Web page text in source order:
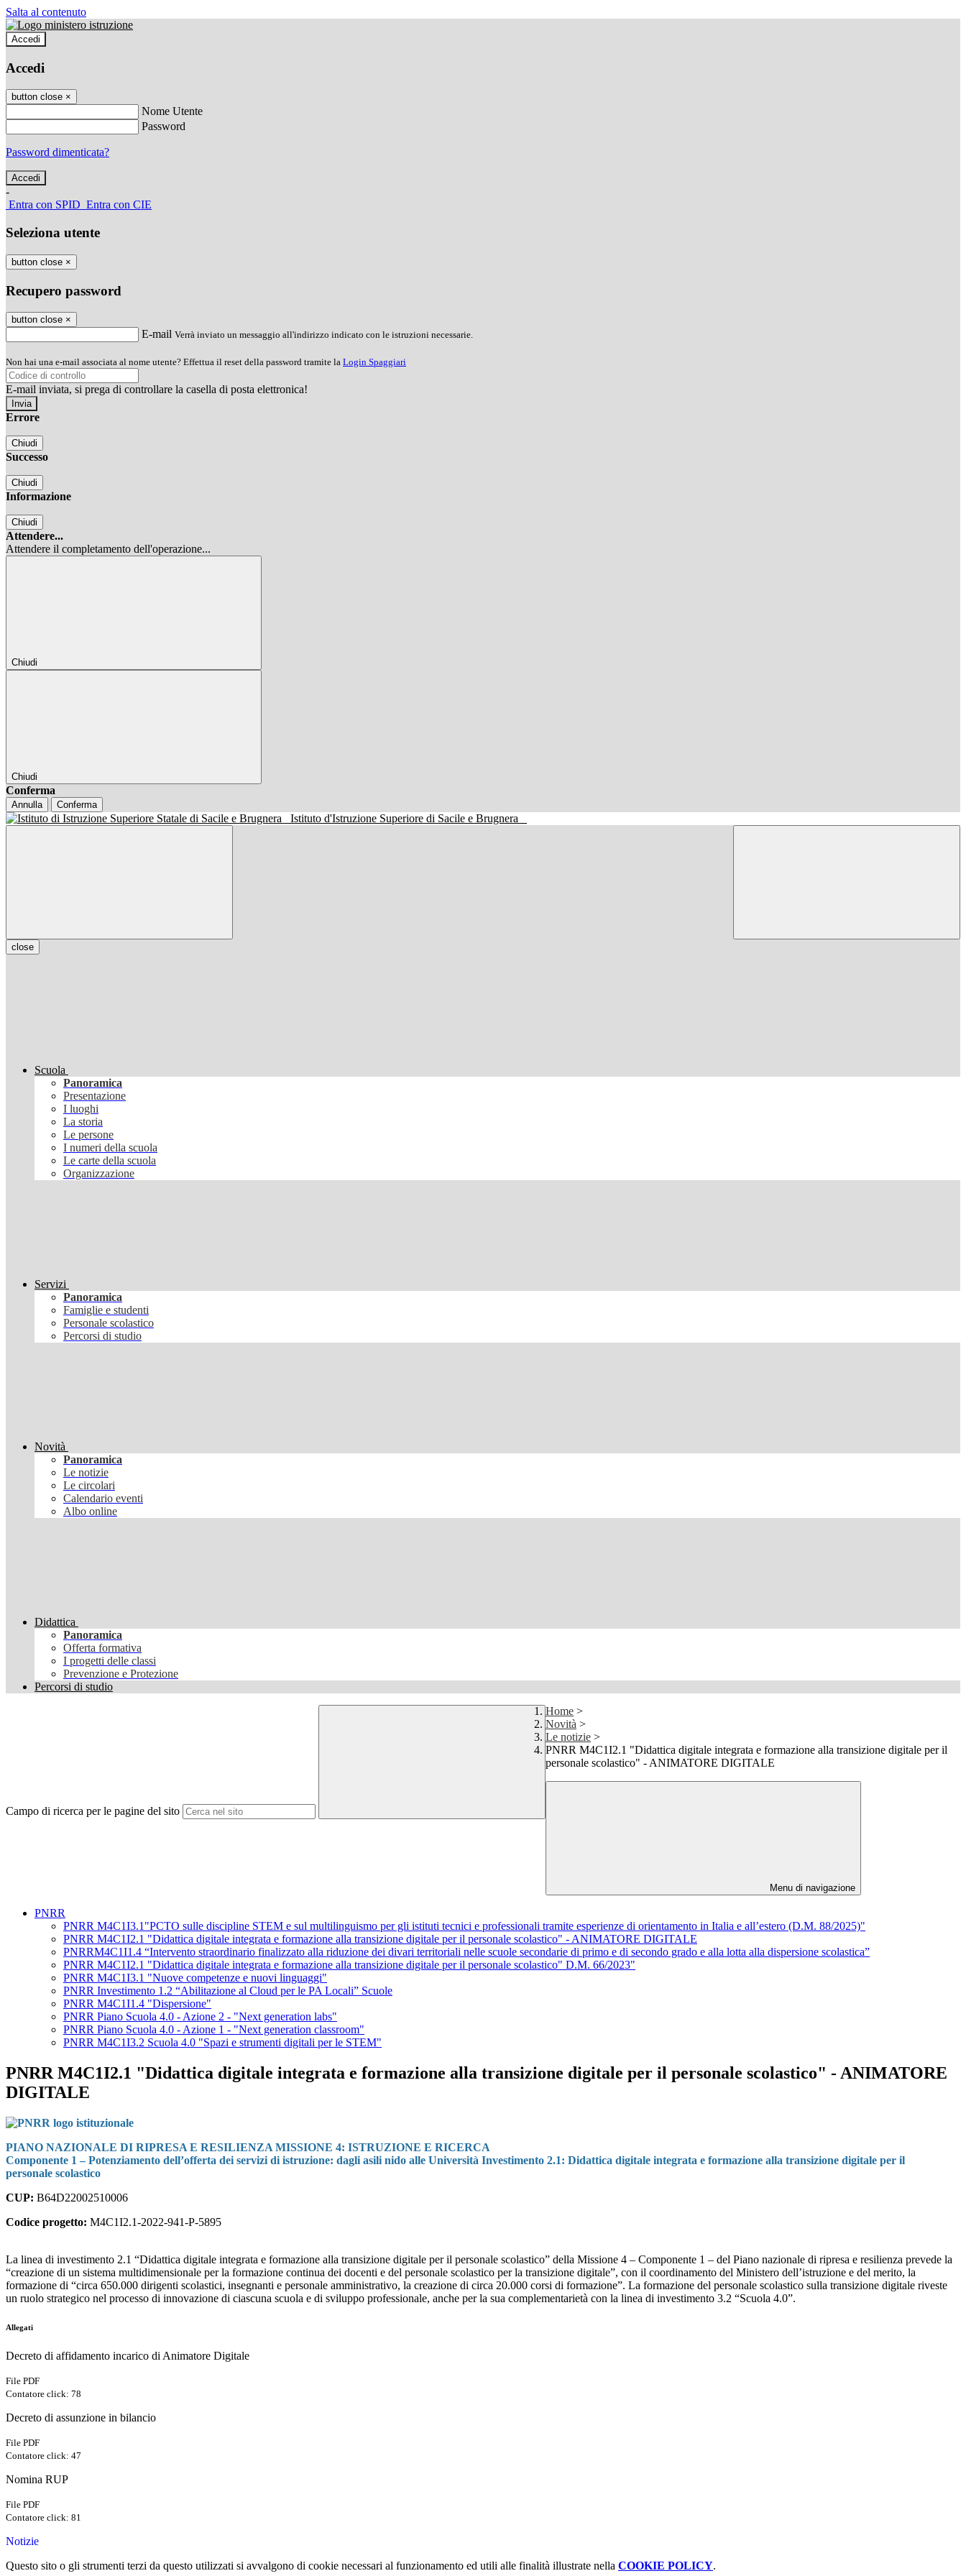
Salta al contenuto
Accedi
Accedi
button close ×
Nome Utente
Password
Password dimenticata?
-
Entra con SPID Entra con CIE
Seleziona utente
button close ×
Recupero password
button close ×
E-mail Verrà inviato un messaggio all'indirizzo indicato con le istruzioni necessarie.
Non hai una e-mail associata al nome utente? Effettua il reset della password tramite la Login Spaggiari
E-mail inviata, si prega di controllare la casella di posta elettronica!
Errore
Chiudi
Successo
Chiudi
Informazione
Chiudi
Attendere...
Attendere il completamento dell'operazione...
Chiudi
Chiudi
Conferma
Annulla Conferma
Istituto d'Istruzione Superiore di Sacile e Brugnera
close
Scuola
Panoramica
Presentazione
I luoghi
La storia
Le persone
I numeri della scuola
Le carte della scuola
Organizzazione
Servizi
Panoramica
Famiglie e studenti
Personale scolastico
Percorsi di studio
Novità
Panoramica
Le notizie
Le circolari
Calendario eventi
Albo online
Didattica
Panoramica
Offerta formativa
I progetti delle classi
Prevenzione e Protezione
Percorsi di studio
Campo di ricerca per le pagine del sito
Home >
Novità >
Le notizie >
PNRR M4C1I2.1 "Didattica digitale integrata e formazione alla transizione digitale per il
personale scolastico" - ANIMATORE DIGITALE
Menu di navigazione
PNRR
PNRR M4C1I3.1"PCTO sulle discipline STEM e sul multilinguismo per gli istituti tecnici e professionali tramite esperienze di orientamento in Italia e all’estero (D.M. 88/2025)"
PNRR M4C1I2.1 "Didattica digitale integrata e formazione alla transizione digitale per il personale scolastico" - ANIMATORE DIGITALE
PNRRM4C1I1.4 “Intervento straordinario finalizzato alla riduzione dei divari territoriali nelle scuole secondarie di primo e di secondo grado e alla lotta alla dispersione scolastica”
PNRR M4C1I2.1 "Didattica digitale integrata e formazione alla transizione digitale per il personale scolastico" D.M. 66/2023"
PNRR M4C1I3.1 "Nuove competenze e nuovi linguaggi"
PNRR Investimento 1.2 “Abilitazione al Cloud per le PA Locali” Scuole
PNRR M4C1I1.4 "Dispersione"
PNRR Piano Scuola 4.0 - Azione 2 - "Next generation labs"
PNRR Piano Scuola 4.0 - Azione 1 - "Next generation classroom"
PNRR M4C1I3.2 Scuola 4.0 "Spazi e strumenti digitali per le STEM"
PNRR M4C1I2.1 "Didattica digitale integrata e formazione alla transizione digitale per il personale scolastico" - ANIMATORE
DIGITALE
PIANO NAZIONALE DI RIPRESA E RESILIENZA MISSIONE 4: ISTRUZIONE E RICERCA
Componente 1 – Potenziamento dell’offerta dei servizi di istruzione: dagli asili nido alle Università Investimento 2.1: Didattica digitale integrata e formazione alla transizione digitale per il
personale scolastico
CUP: B64D22002510006
Codice progetto: M4C1I2.1-2022-941-P-5895
La linea di investimento 2.1 “Didattica digitale integrata e formazione alla transizione digitale per il personale scolastico” della Missione 4 – Componente 1 – del Piano nazionale di ripresa e resilienza prevede la
“creazione di un sistema multidimensionale per la formazione continua dei docenti e del personale scolastico per la transizione digitale”, con il coordinamento del Ministero dell’istruzione e del merito, la
formazione di “circa 650.000 dirigenti scolastici, insegnanti e personale amministrativo, la creazione di circa 20.000 corsi di formazione”. La formazione del personale scolastico sulla transizione digitale riveste
un ruolo strategico nel processo di innovazione di ciascuna scuola e di sviluppo professionale, anche per la sua complementarietà con la linea di investimento 3.2 “Scuola 4.0”.
Allegati
Decreto di affidamento incarico di Animatore Digitale
File PDF
Contatore click: 78
Decreto di assunzione in bilancio
File PDF
Contatore click: 47
Nomina RUP
File PDF
Contatore click: 81
Notizie
Questo sito o gli strumenti terzi da questo utilizzati si avvalgono di cookie necessari al funzionamento ed utili alle finalità illustrate nella COOKIE POLICY.